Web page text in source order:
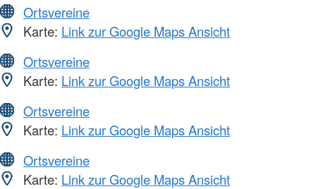
Ortsvereine
Karte: Link zur Google Maps Ansicht
Ortsvereine
Karte: Link zur Google Maps Ansicht
Ortsvereine
Karte: Link zur Google Maps Ansicht
Ortsvereine
Karte: Link zur Google Maps Ansicht